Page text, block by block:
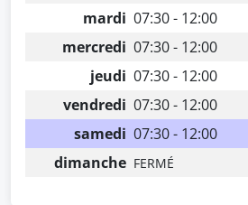
mardi 07:30 - 12:00
mercredi 07:30 - 12:00
jeudi 07:30 - 12:00
vendredi 07:30 - 12:00
samedi 07:30 - 12:00
dimanche FERMÉ